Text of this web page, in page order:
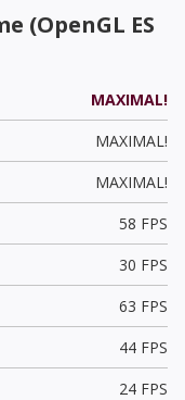
(OpenGL ES
MAXIMAL!
MAXIMAL!
MAXIMAL!
58 FPS
30 FPS
63 FPS
44 FPS
24 FPS